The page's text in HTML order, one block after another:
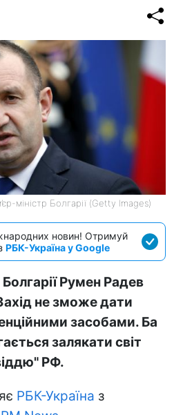
міністр Болгарії (Getty Images)
новин! Отримуй
РБК-Україна у Google
Румен Радев
не зможе дати
засобами. Ба
залякати світ
РФ.
РБК-Україна з